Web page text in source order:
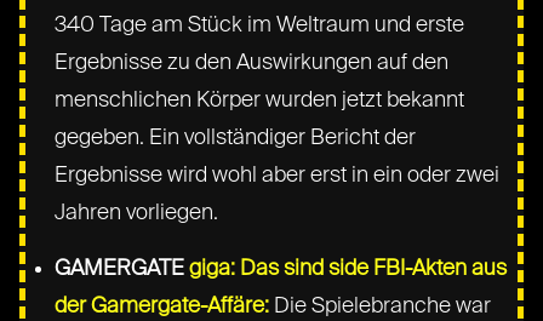
340 Tage am Stück im Weltraum und erste
Ergebnisse zu den Auswirkungen auf den
menschlichen Körper wurden jetzt bekannt
gegeben. Ein vollständiger Bericht der
Ergebnisse wird wohl aber erst in ein oder zwei
Jahren vorliegen.
GAMERGATEgiga: Das sind side FBI-Akten aus
der Gamergate-Affäre: Die Spielebranche war